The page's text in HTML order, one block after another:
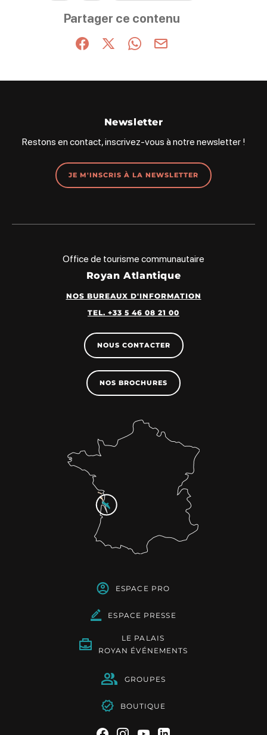
Partager ce contenu
Partager sur Facebook (nouvelle fenêtre)
Partager sur X / Twitter (nouvelle
Partager sur WhatsApp
Partager par mail
Newsletter
Restons en contact, inscrivez-vous à notre newsletter !
JE M'INSCRIS À LA NEWSLETTER
Office de tourisme communautaire
Royan Atlantique
NOS BUREAUX D'INFORMATION
TEL. +33 5 46 08 21 00
NOUS CONTACTER
NOS BROCHURES
ESPACE PRO
ESPACE PRESSE
LE PALAIS
ROYAN ÉVÉNEMENTS
GROUPES
BOUTIQUE
Suivez-nous sur Facebook
Suivez-nous sur
Suivez-nous sur
Suivez-nous sur